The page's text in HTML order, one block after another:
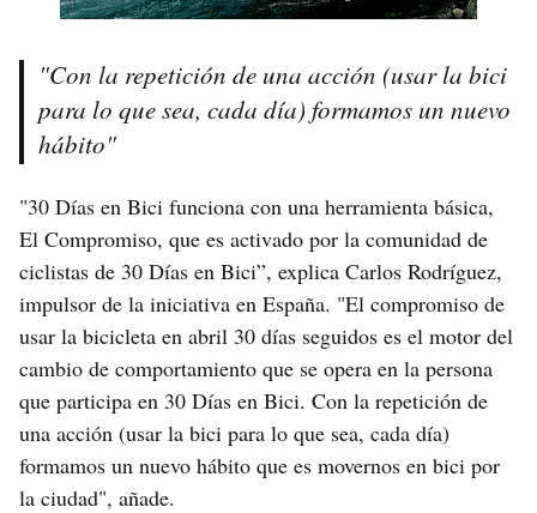
"Con la repetición de una acción (usar la bici
para lo que sea, cada día) formamos un nuevo
hábito"
"30 Días en Bici funciona con una herramienta básica,
El Compromiso, que es activado por la comunidad de
ciclistas de 30 Días en Bici”, explica Carlos Rodríguez,
impulsor de la iniciativa en España. "El compromiso de
usar la bicicleta en abril 30 días seguidos es el motor del
cambio de comportamiento que se opera en la persona
que participa en 30 Días en Bici. Con la repetición de
una acción (usar la bici para lo que sea, cada día)
formamos un nuevo hábito que es movernos en bici por
la ciudad", añade.